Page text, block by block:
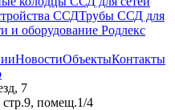
ССДТрубы ССД для
и оборудование Родлекс
НовостиОбъектыКонтакты
7
стр.9, помещ.1/4